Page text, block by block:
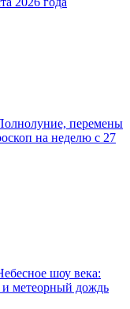
перемены
на неделю с 27
шоу века:
и метеорный дождь